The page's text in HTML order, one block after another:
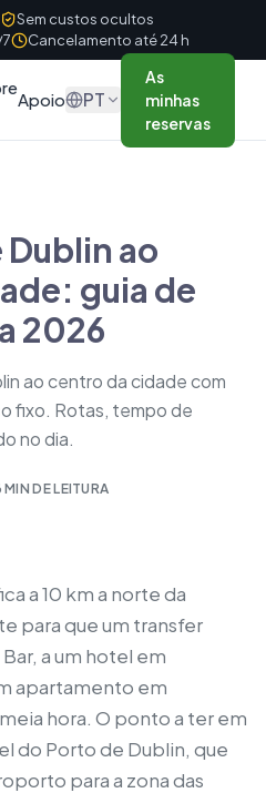
Sem custos ocultos
Cancelamento até 24 h
Apoio PT
As
minhas
reservas
ao
guia de
2026
ao centro da cidade com
fixo. Rotas, tempo de
no dia.
MIN DE LEITURA
a 10 km a norte da
para que um transfer
a um hotel em
apartamento em
hora. O ponto a ter em
do Porto de Dublin, que
para a zona das